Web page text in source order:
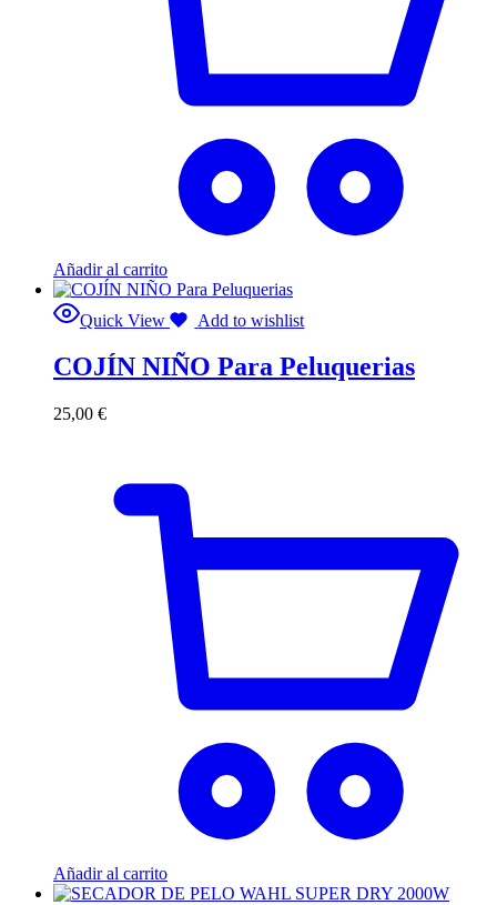
Añadir al carrito
Quick View Add to wishlist
COJÍN NIÑO Para Peluquerias
25,00 €
Añadir al carrito